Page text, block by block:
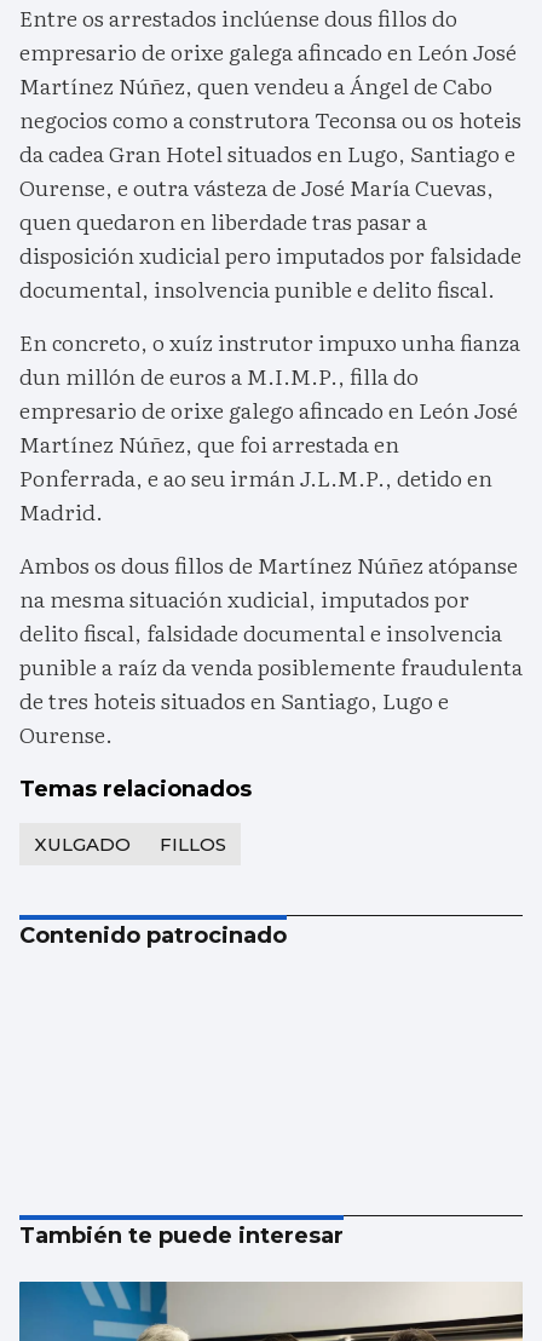
Entre os arrestados inclúense dous fillos do
empresario de orixe galega afincado en León José
Martínez Núñez, quen vendeu a Ángel de Cabo
negocios como a construtora Teconsa ou os hoteis
da cadea Gran Hotel situados en Lugo, Santiago e
Ourense, e outra vásteza de José María Cuevas,
quen quedaron en liberdade tras pasar a
disposición xudicial pero imputados por falsidade
documental, insolvencia punible e delito fiscal.
En concreto, o xuíz instrutor impuxo unha fianza
dun millón de euros a M.I.M.P., filla do
empresario de orixe galego afincado en León José
Martínez Núñez, que foi arrestada en
Ponferrada, e ao seu irmán J.L.M.P., detido en
Madrid.
Ambos os dous fillos de Martínez Núñez atópanse
na mesma situación xudicial, imputados por
delito fiscal, falsidade documental e insolvencia
punible a raíz da venda posiblemente fraudulenta
de tres hoteis situados en Santiago, Lugo e
Ourense.
Temas relacionados
XULGADO FILLOS
Contenido patrocinado
También te puede interesar